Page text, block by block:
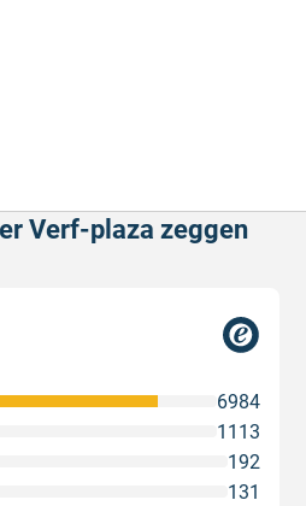
Verf-plaza zeggen
131
192
1113
6984